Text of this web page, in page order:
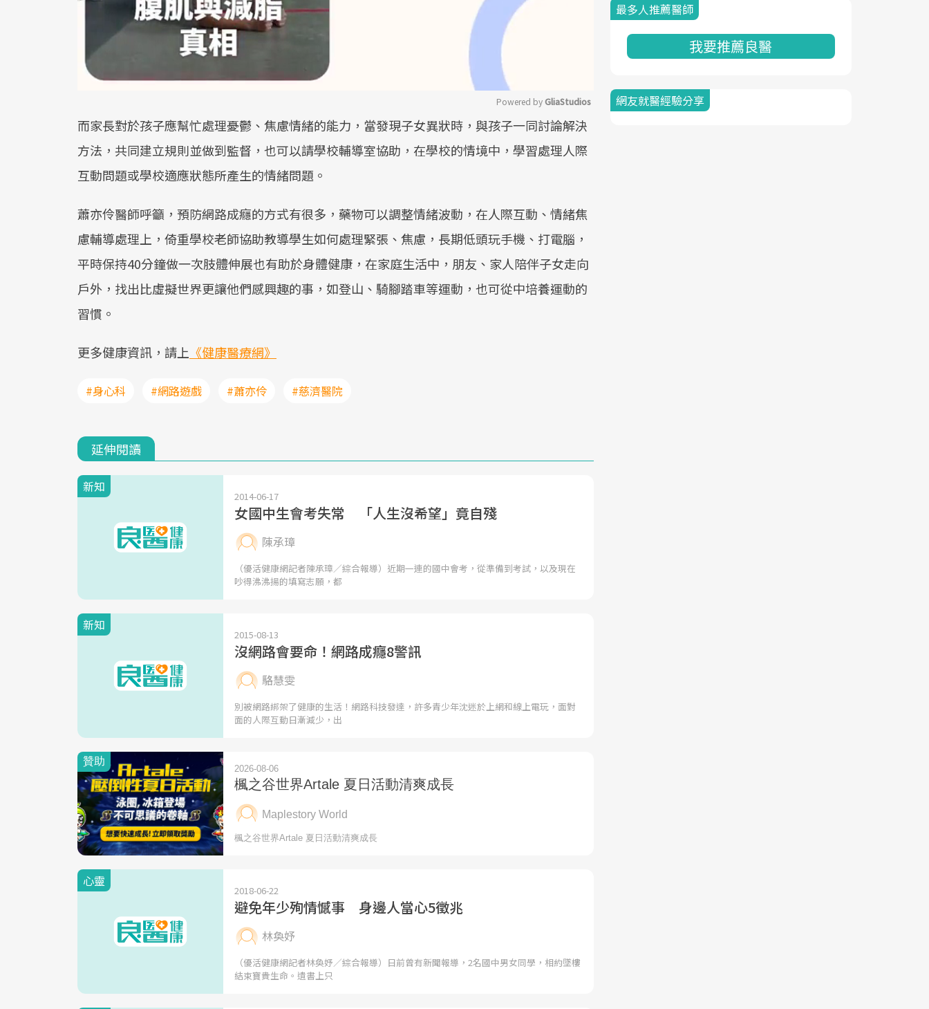
Mute
Powered by GliaStudios
而家長對於孩子應幫忙處理憂鬱、焦慮情緒的能力，當發現子女異狀時，與孩子一同討論解決
方法，共同建立規則並做到監督，也可以請學校輔導室協助，在學校的情境中，學習處理人際
互動問題或學校適應狀態所產生的情緒問題。
蕭亦伶醫師呼籲，預防網路成癮的方式有很多，藥物可以調整情緒波動，在人際互動、情緒焦
慮輔導處理上，倚重學校老師協助教導學生如何處理緊張、焦慮，長期低頭玩手機、打電腦，
平時保持40分鐘做一次肢體伸展也有助於身體健康，在家庭生活中，朋友、家人陪伴子女走向
戶外，找出比虛擬世界更讓他們感興趣的事，如登山、騎腳踏車等運動，也可從中培養運動的
習慣。
更多健康資訊，請上 《健康醫療網》
#身心科 #網路遊戲 #蕭亦伶 #慈濟醫院
延伸閱讀
新知
2014-06-17
女國中生會考失常 「人生沒希望」竟自殘
陳承璋
（優活健康網記者陳承璋／綜合報導）近期一連的國中會考，從準備到考試，以及現在
吵得沸沸揚的填寫志願，都
新知
2015-08-13
沒網路會要命！網路成癮8警訊
駱慧雯
別被網路綁架了健康的生活！網路科技發達，許多青少年沈迷於上網和線上電玩，面對
面的人際互動日漸減少，出
心靈
2018-06-22
避免年少殉情憾事 身邊人當心5徵兆
林奐妤
（優活健康網記者林奐妤／綜合報導）日前曾有新聞報導，2名國中男女同學，相約墜樓
結束寶貴生命。遺書上只
最多人推薦醫師
我要推薦良醫
網友就醫經驗分享